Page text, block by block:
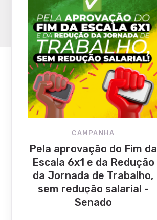
CAMPANHA
Pela aprovação do Fim da
Escala 6x1 e da Redução
da Jornada de Trabalho,
sem redução salarial -
Senado